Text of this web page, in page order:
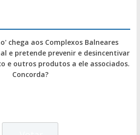
chega aos Complexos Balneares
e pretende prevenir e desincentivar
e outros produtos a ele associados.
Concorda?